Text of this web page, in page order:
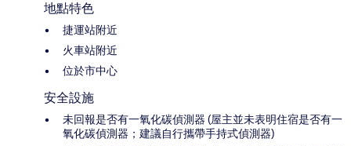
地點特色
捷運站附近
火車站附近
位於市中心
安全設施
未回報是否有一氧化碳偵測器 (屋主並未表明住宿是否有一
氧化碳偵測器；建議自行攜帶手持式偵測器)